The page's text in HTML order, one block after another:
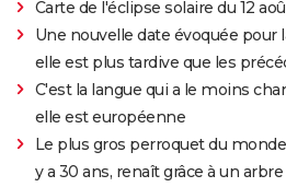
Carte de l'éclipse solaire du 12
Une nouvelle date évoquée pour
elle est plus tardive que les
C'est la langue qui a le moins
elle est européenne
Le plus gros perroquet du
y a 30 ans, renaît grâce à un arbre